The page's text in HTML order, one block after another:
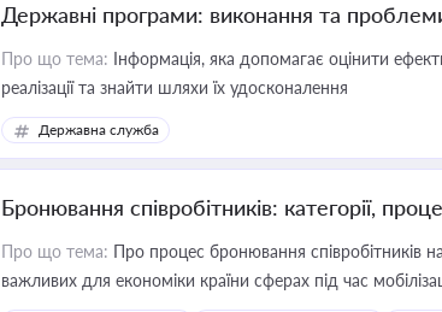
Державні програми: виконання та
Про що тема: Інформація, яка допомагає оцінити
реалізації та знайти шляхи їх удосконалення
Державна служба
Бронювання співробітників: категорії,
Про що тема: Про процес бронювання співробітників
важливих для економіки країни сферах під час